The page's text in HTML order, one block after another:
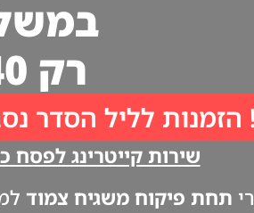
רק 140 ₪ למנה!
הזמנות לליל הסדר
שירות קייטרינג לפסח כשר
תחת פיקוח משגיח צמוד